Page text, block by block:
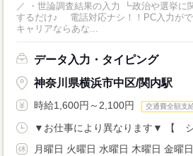
／ ・世論調査結果の入力 ┗政治や選挙に
するだけ♪ 電話対応ナシ！！PC入力ができ
キャリアならあな...
データ入力・タイピング
神奈川県横浜市中区/関内駅
時給1,600円～2,100円 交通費全額支
▼お仕事により異なります▼ 【 シ
月曜日 火曜日 水曜日 木曜日 金曜